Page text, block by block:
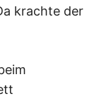
krachte der